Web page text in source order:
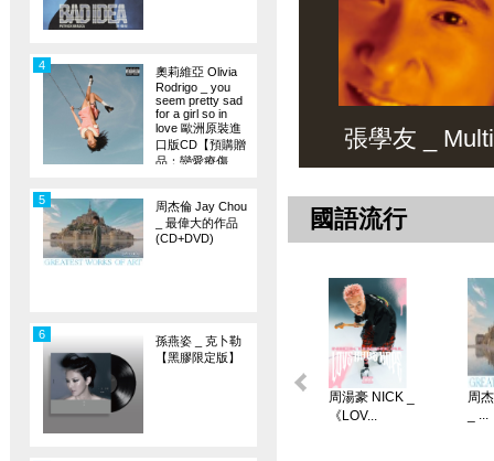
奧莉維亞 Olivia
Rodrigo _ you
seem pretty sad
for a girl so in
love 歐洲原裝進
口版CD【預購贈
品：戀愛療傷
4
周杰倫 Jay Chou
_ 最偉大的作品
(CD+DVD)
5
孫燕姿 _ 克卜勒
【黑膠限定版】
6
張學友 _
國語流行
周湯豪 NICK _
《LOV...
周
_ ...